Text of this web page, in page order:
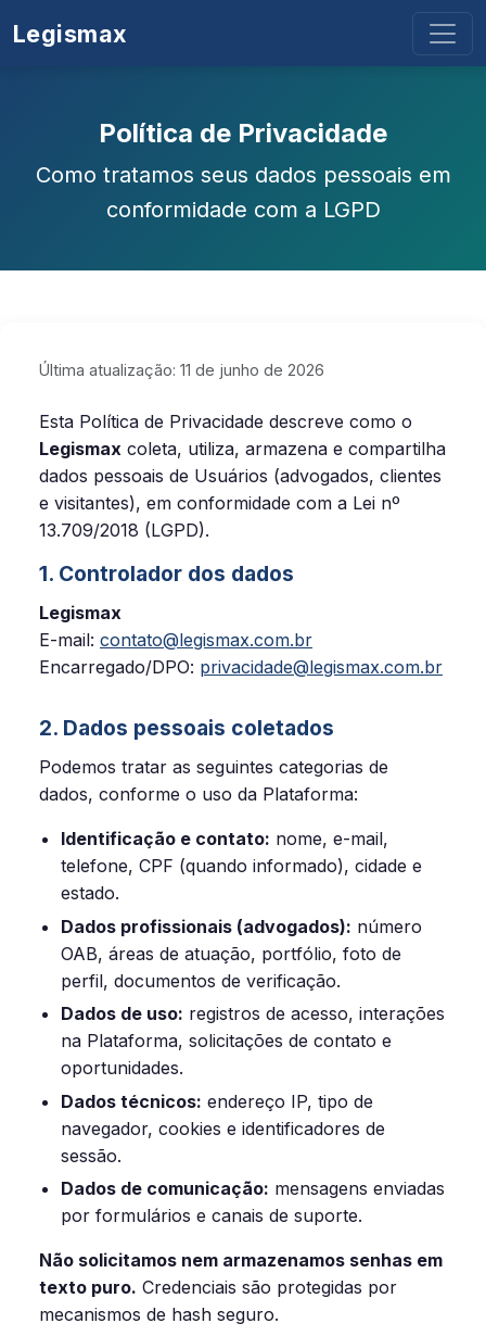
Legismax
Política de Privacidade
Como tratamos seus dados pessoais em
conformidade com a LGPD
Última atualização: 11 de junho de 2026
Esta Política de Privacidade descreve como o
Legismax coleta, utiliza, armazena e compartilha
dados pessoais de Usuários (advogados, clientes
e visitantes), em conformidade com a Lei nº
13.709/2018 (LGPD).
1. Controlador dos dados
Legismax
E-mail: contato@legismax.com.br
Encarregado/DPO: privacidade@legismax.com.br
2. Dados pessoais coletados
Podemos tratar as seguintes categorias de
dados, conforme o uso da Plataforma:
Identificação e contato: nome, e-mail,
telefone, CPF (quando informado), cidade e
estado.
Dados profissionais (advogados): número
OAB, áreas de atuação, portfólio, foto de
perfil, documentos de verificação.
Dados de uso: registros de acesso, interações
na Plataforma, solicitações de contato e
oportunidades.
Dados técnicos: endereço IP, tipo de
navegador, cookies e identificadores de
sessão.
Dados de comunicação: mensagens enviadas
por formulários e canais de suporte.
Não solicitamos nem armazenamos senhas em
texto puro. Credenciais são protegidas por
mecanismos de hash seguro.